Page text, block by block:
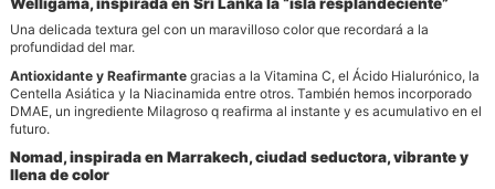
Una delicada textura gel con un maravilloso color que recordará a la
profundidad del mar.
Antioxidante y Reafirmante gracias a la Vitamina C, el Ácido Hialurónico, la
Centella Asiática y la Niacinamida entre otros. También hemos incorporado
DMAE, un ingrediente Milagroso q reafirma al instante y es acumulativo en el
futuro.
Nomad, inspirada en Marrakech, ciudad seductora, vibrante y
llena de color